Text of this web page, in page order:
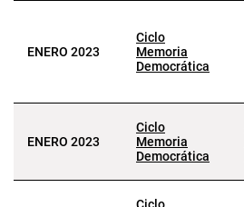
ENERO 2023
Ciclo
Memoria
Democrática
ENERO 2023
Ciclo
Memoria
Democrática